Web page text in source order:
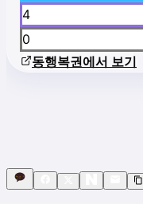
4
0
동행복권에서 보기